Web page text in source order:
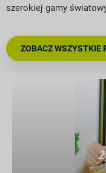
szerokiej gamy
ZOBACZ WSZYSTKIE